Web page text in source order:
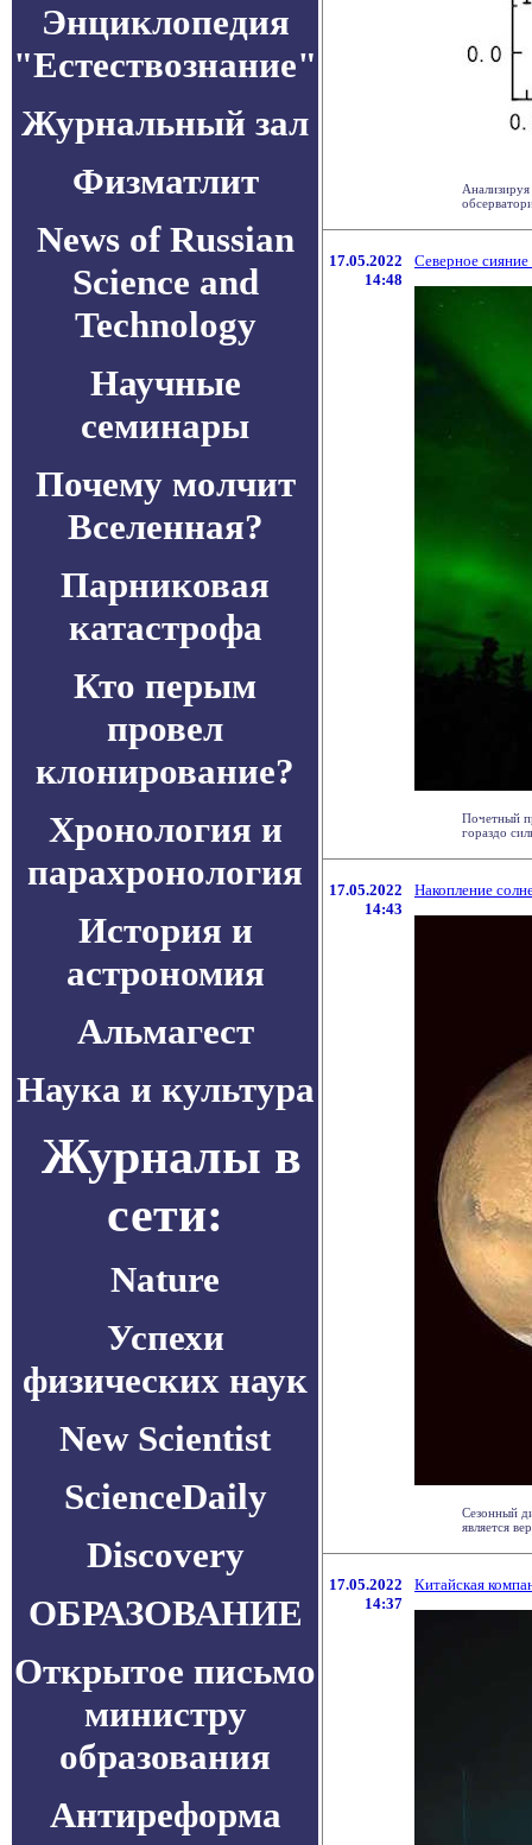
Энциклопедия
"Естествознание"
Журнальный зал
Физматлит
News of Russian
Science and
Technology
Научные
семинары
Почему молчит
Вселенная?
Парниковая
катастрофа
Кто перым
провел
клонирование?
Хронология и
парахронология
История и
астрономия
Альмагест
Наука и культура
Журналы в
сети:
Nature
Успехи
физических наук
New Scientist
ScienceDaily
Discovery
ОБРАЗОВАНИЕ
Открытое письмо
министру
образования
Антиреформа
17.05.2022
14:48
Северное
Почетный
гораздо
17.05.2022
14:43
Накопление
Сезонный
является
17.05.2022
14:37
Китайская